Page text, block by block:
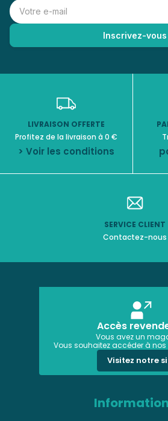
LIVRAISON OFFERTE
Profitez de la livraison à 0 €
> Voir les conditions
SERVICE CLIENT
Contactez-nous
Accès
Vous avez un
Vous souhaitez accéder à nos
Visitez notre